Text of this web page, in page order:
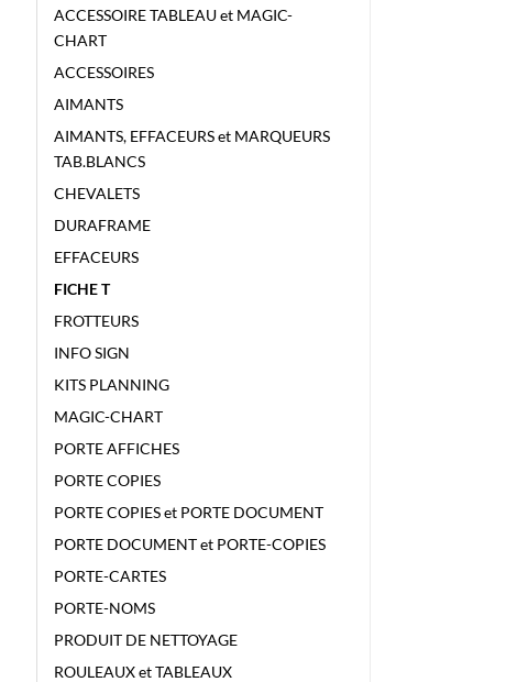
ACCESSOIRE TABLEAU et MAGIC-
CHART
ACCESSOIRES
AIMANTS
AIMANTS, EFFACEURS et MARQUEURS
TAB.BLANCS
CHEVALETS
DURAFRAME
EFFACEURS
FICHE T
FROTTEURS
INFO SIGN
KITS PLANNING
MAGIC-CHART
PORTE AFFICHES
PORTE COPIES
PORTE COPIES et PORTE DOCUMENT
PORTE DOCUMENT et PORTE-COPIES
PORTE-CARTES
PORTE-NOMS
PRODUIT DE NETTOYAGE
ROULEAUX et TABLEAUX